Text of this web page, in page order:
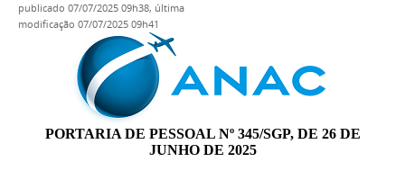
publicado 07/07/2025 09h38, última
modificação 07/07/2025 09h41
PORTARIA DE PESSOAL Nº 345/SGP, DE 26 DE
JUNHO DE 2025